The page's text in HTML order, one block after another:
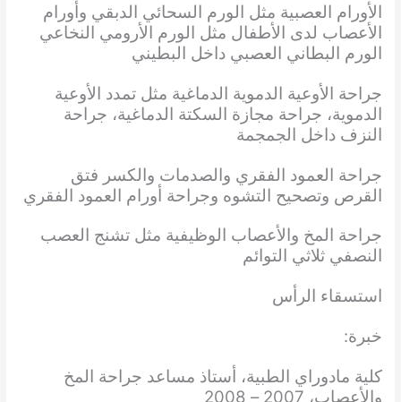
الأورام العصبية مثل الورم السحائي الدبقي وأورام
الأعصاب لدى الأطفال مثل الورم الأرومي النخاعي
الورم البطاني العصبي داخل البطيني
جراحة الأوعية الدموية الدماغية مثل تمدد الأوعية
الدموية، جراحة مجازة السكتة الدماغية، جراحة
النزف داخل الجمجمة
جراحة العمود الفقري والصدمات والكسر فتق
القرص وتصحيح التشوه وجراحة أورام العمود الفقري
جراحة المخ والأعصاب الوظيفية مثل تشنج العصب
النصفي ثلاثي التوائم
استسقاء الرأس
خبرة:
كلية مادوراي الطبية، أستاذ مساعد جراحة المخ
والأعصاب، 2007 – 2008